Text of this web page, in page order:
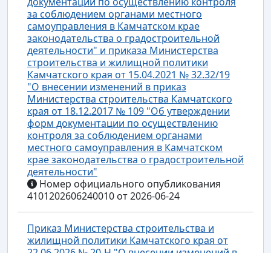
за соблюдением органами местного
самоуправления в Камчатском крае
законодательства о градостроительной
деятельности" и приказа Министерства
строительства и жилищной политики
Камчатского края от 15.04.2021 № 32.32/19
"О внесении изменений в приказ
Министерства строительства Камчатского
края от 18.12.2017 № 109 "Об утверждении
форм документации по осуществлению
контроля за соблюдением органами
местного самоуправления в Камчатском
крае законодательства о градостроительной
деятельности"
Номер официального опубликования
4101202606240010 от 2026-06-24
Приказ Министерства строительства и
жилищной политики Камчатского края от